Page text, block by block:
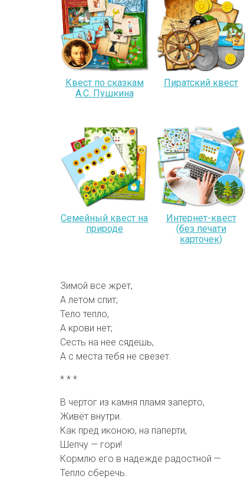
Квест по сказкам
А.С. Пушкина
Пиратский квест
Семейный квест на
природе
Интернет-квест
(без печати
карточек)
Зимой все жрет,
А летом спит;
Тело тепло,
А крови нет;
Сесть на нее сядешь,
А с места тебя не свезет.
* * *
В чертог из камня пламя заперто,
Живёт внутри.
Как пред иконою, на паперти,
Шепчу — гори!
Кормлю его в надежде радостной —
Тепло сберечь.